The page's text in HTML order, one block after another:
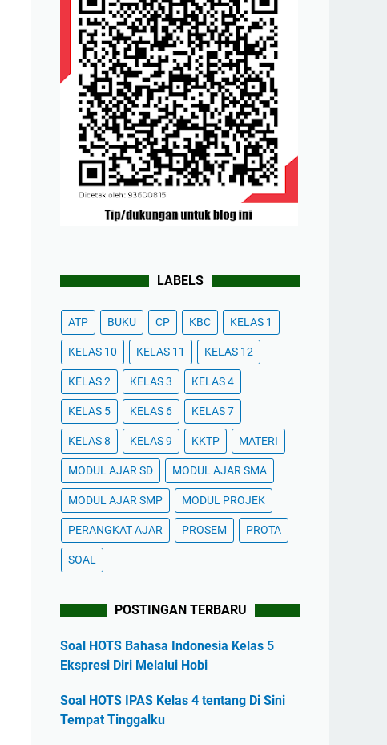
LABELS
ATP BUKU CP KBC KELAS 1
KELAS 10 KELAS 11 KELAS 12
KELAS 2 KELAS 3 KELAS 4
KELAS 5 KELAS 6 KELAS 7
KELAS 8 KELAS 9 KKTP MATERI
MODUL AJAR SD MODUL AJAR SMA
MODUL AJAR SMP MODUL PROJEK
PERANGKAT AJAR PROSEM PROTA
SOAL
POSTINGAN TERBARU
Soal HOTS Bahasa Indonesia Kelas 5
Ekspresi Diri Melalui Hobi
Soal HOTS IPAS Kelas 4 tentang Di Sini
Tempat Tinggalku